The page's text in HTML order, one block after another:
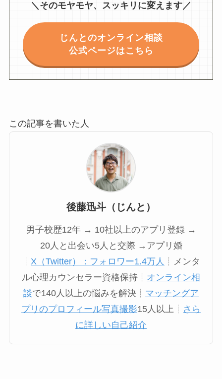
＼そのモヤモヤ、スッキリに変えます／
じんとのオンライン相談
公式ページはこちら
この記事を書いた人
後藤迅斗（じんと）
男子校歴12年 → 10社以上のアプリ登録 →
20人と出会い5人と交際 →アプリ婚
┊ X（Twitter）：フォロワー1.4万人 ┊メンタ
ル心理カウンセラー資格保持┊ オンライン相
談で140人以上の悩みを解決┊ マッチングア
プリのプロフィール写真撮影15人以上┊ さら
に詳しい自己紹介